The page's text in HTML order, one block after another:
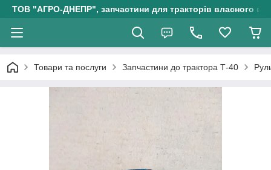
ТОВ "АГРО-ДНЕПР", запчастини для тракторів власного
Товари та послуги Запчастини до трактора Т-40